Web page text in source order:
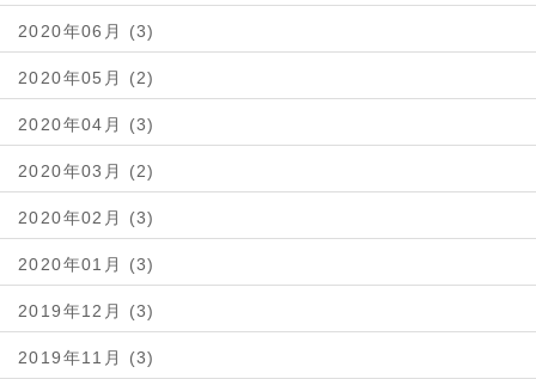
2020年06月 (3)
2020年05月 (2)
2020年04月 (3)
2020年03月 (2)
2020年02月 (3)
2020年01月 (3)
2019年12月 (3)
2019年11月 (3)